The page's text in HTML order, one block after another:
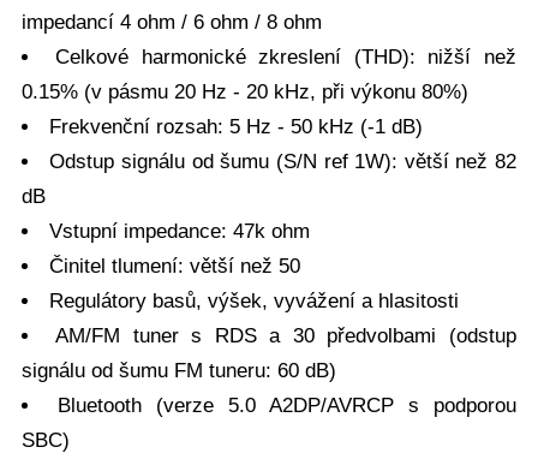
impedancí 4 ohm / 6 ohm / 8 ohm
Celkové harmonické zkreslení (THD): nižší než
0.15% (v pásmu 20 Hz - 20 kHz, při výkonu 80%)
Frekvenční rozsah: 5 Hz - 50 kHz (-1 dB)
Odstup signálu od šumu (S/N ref 1W): větší než 82
dB
Vstupní impedance: 47k ohm
Činitel tlumení: větší než 50
Regulátory basů, výšek, vyvážení a hlasitosti
AM/FM tuner s RDS a 30 předvolbami (odstup
signálu od šumu FM tuneru: 60 dB)
Bluetooth (verze 5.0 A2DP/AVRCP s podporou
SBC)